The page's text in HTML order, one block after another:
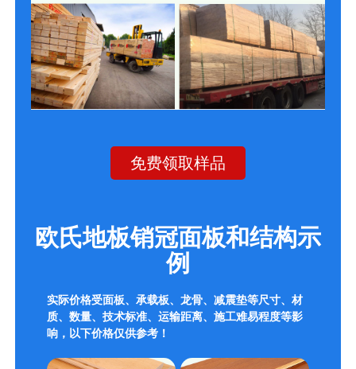
免费领取样品
欧氏地板销冠面板和结构示
例
实际价格受面板、承载板、龙骨、减震垫等尺寸、材
质、数量、技术标准、运输距离、施工难易程度等影
响，以下价格仅供参考！